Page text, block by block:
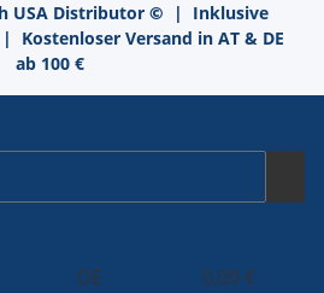
USA Distributor © | Inklusive
| Kostenloser Versand in AT & DE
ab 100 €
DE 0,00 €